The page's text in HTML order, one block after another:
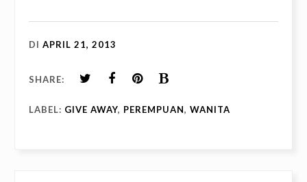
DI APRIL 21, 2013
SHARE:
LABEL: GIVE AWAY, PEREMPUAN, WANITA